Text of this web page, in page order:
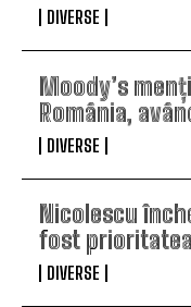
DIVERSE
Moody’s
România,
DIVERSE
Nicolescu
fost
DIVERSE